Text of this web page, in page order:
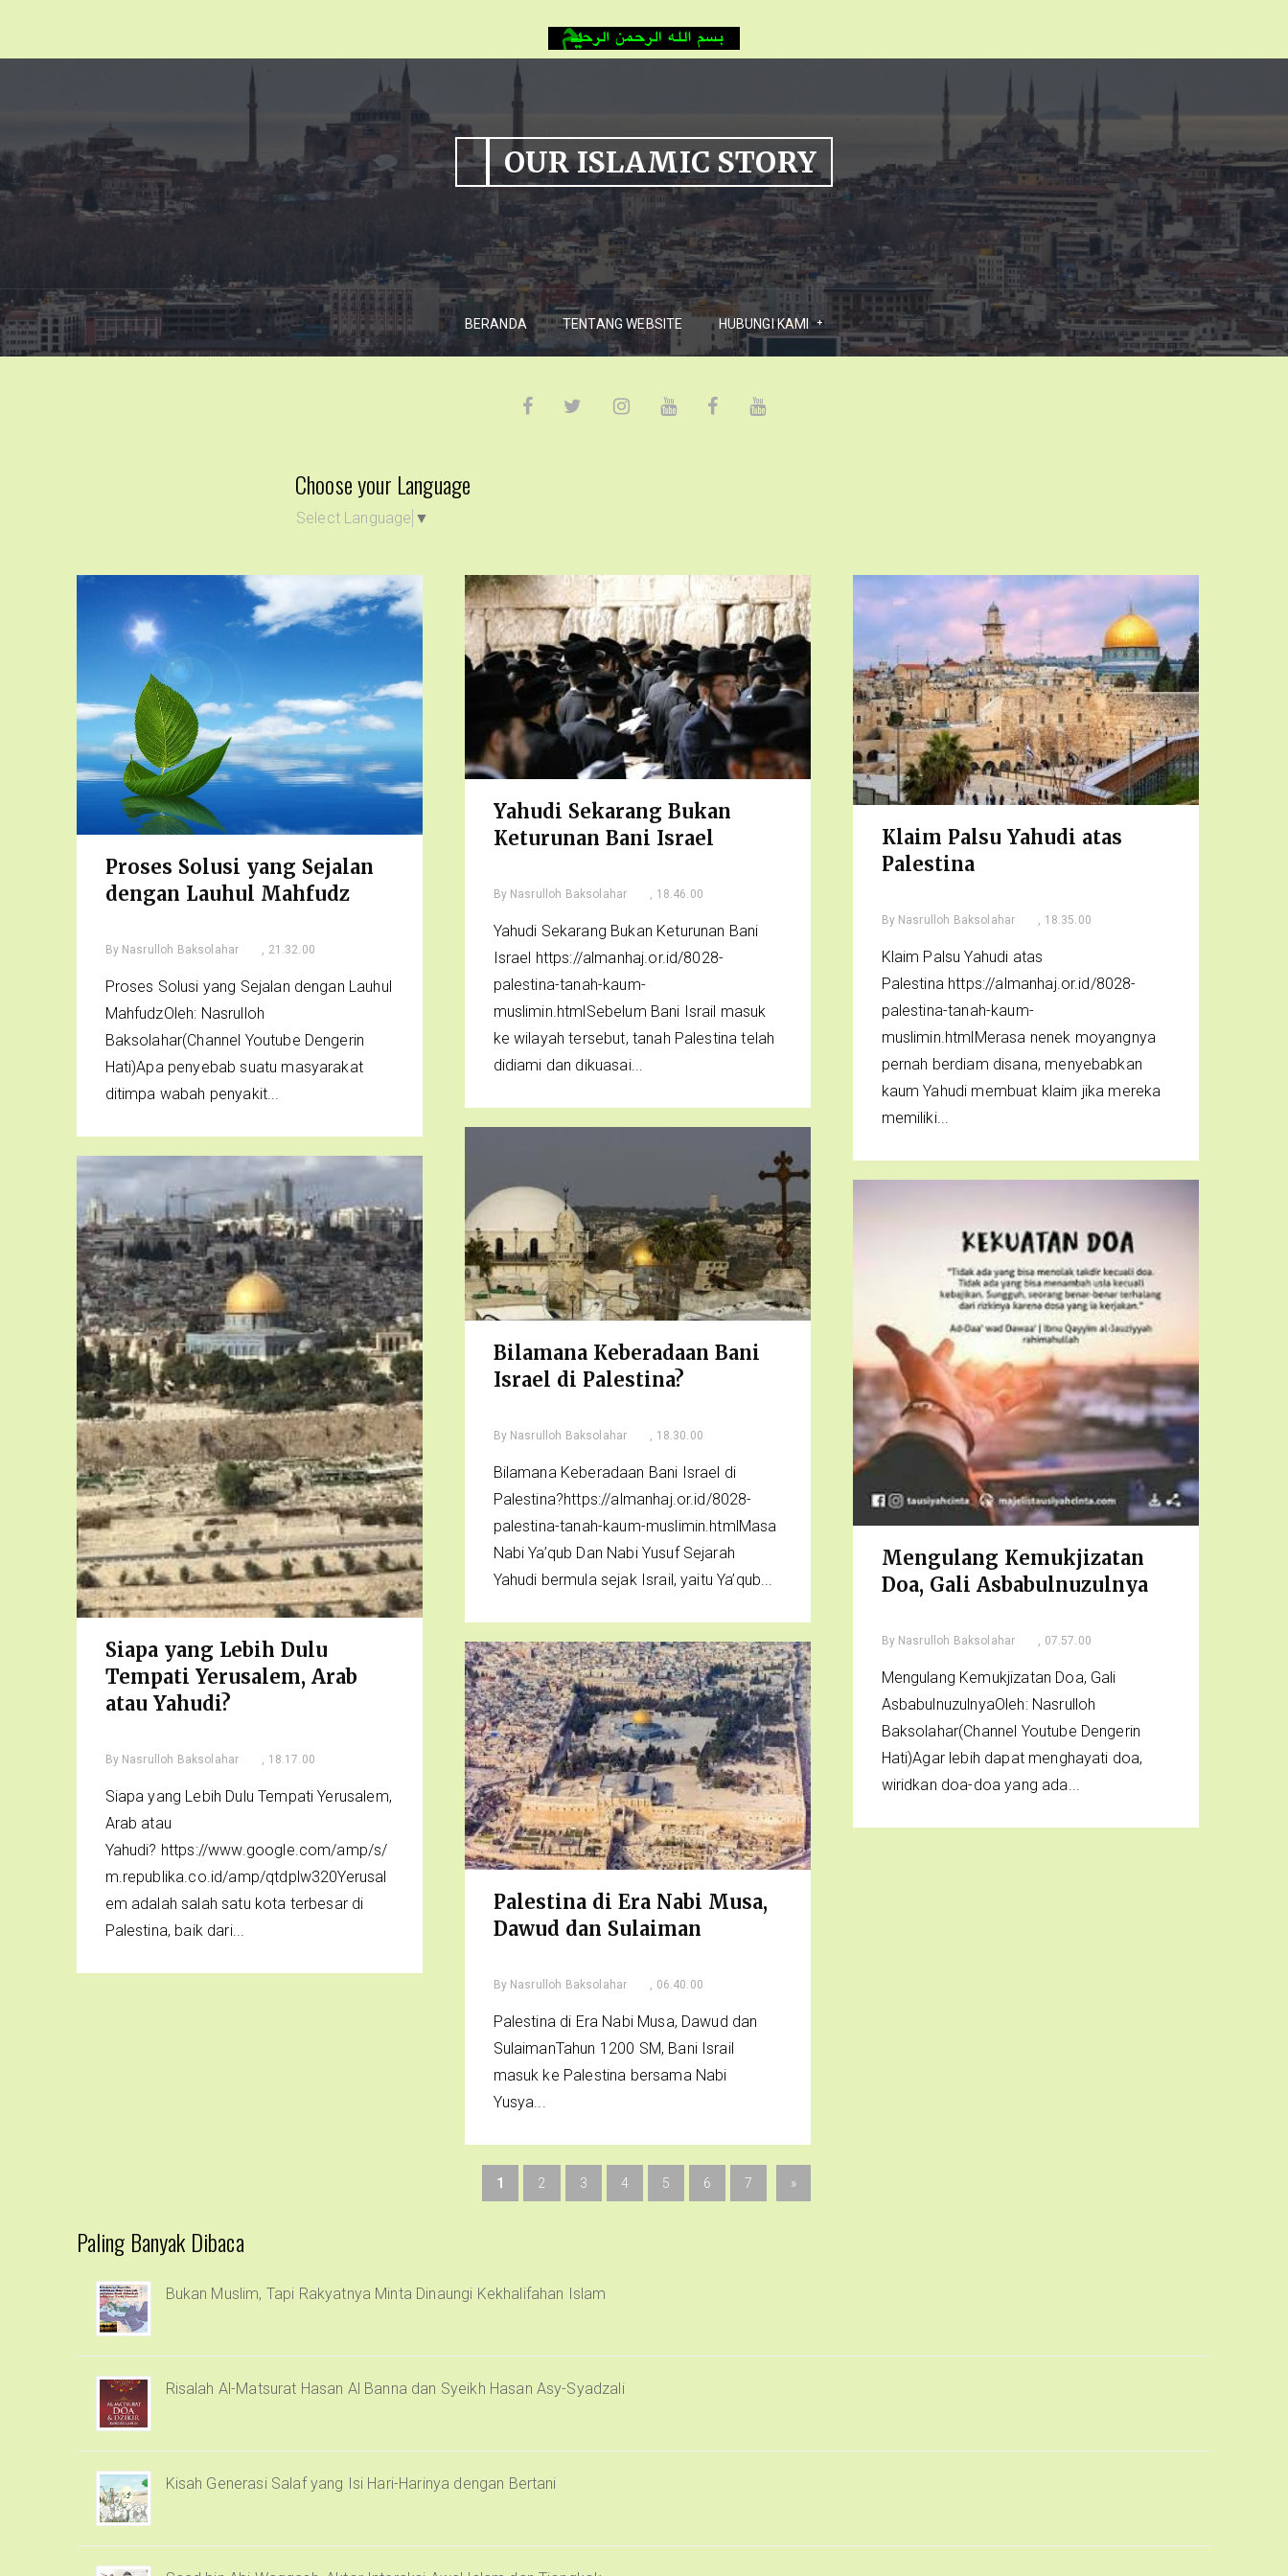
OUR ISLAMIC STORY
BERANDA TENTANG WEBSITE HUBUNGI KAMI
Choose your Language
Select Language ▼
Proses Solusi yang Sejalan
dengan Lauhul Mahfudz
By Nasrulloh Baksolahar , 21.32.00
Proses Solusi yang Sejalan dengan Lauhul
MahfudzOleh: Nasrulloh
Baksolahar(Channel Youtube Dengerin
Hati)Apa penyebab suatu masyarakat
ditimpa wabah penyakit...
Yahudi Sekarang Bukan
Keturunan Bani Israel
By Nasrulloh Baksolahar , 18.46.00
Yahudi Sekarang Bukan Keturunan Bani
Israel https://almanhaj.or.id/8028-
palestina-tanah-kaum-
muslimin.htmlSebelum Bani Israil masuk
ke wilayah tersebut, tanah Palestina telah
didiami dan dikuasai...
Klaim Palsu Yahudi atas
Palestina
By Nasrulloh Baksolahar , 18.35.00
Klaim Palsu Yahudi atas
Palestina https://almanhaj.or.id/8028-
palestina-tanah-kaum-
muslimin.htmlMerasa nenek moyangnya
pernah berdiam disana, menyebabkan
kaum Yahudi membuat klaim jika mereka
memiliki...
Bilamana Keberadaan Bani
Israel di Palestina?
By Nasrulloh Baksolahar , 18.30.00
Bilamana Keberadaan Bani Israel di
Palestina?https://almanhaj.or.id/8028-
palestina-tanah-kaum-muslimin.htmlMasa
Nabi Ya’qub Dan Nabi Yusuf Sejarah
Yahudi bermula sejak Israil, yaitu Ya’qub...
Siapa yang Lebih Dulu
Tempati Yerusalem, Arab
atau Yahudi?
By Nasrulloh Baksolahar , 18.17.00
Siapa yang Lebih Dulu Tempati Yerusalem,
Arab atau
Yahudi? https://www.google.com/amp/s/
m.republika.co.id/amp/qtdplw320Yerusal
em adalah salah satu kota terbesar di
Palestina, baik dari...
Mengulang Kemukjizatan
Doa, Gali Asbabulnuzulnya
By Nasrulloh Baksolahar , 07.57.00
Mengulang Kemukjizatan Doa, Gali
AsbabulnuzulnyaOleh: Nasrulloh
Baksolahar(Channel Youtube Dengerin
Hati)Agar lebih dapat menghayati doa,
wiridkan doa-doa yang ada...
Palestina di Era Nabi Musa,
Dawud dan Sulaiman
By Nasrulloh Baksolahar , 06.40.00
Palestina di Era Nabi Musa, Dawud dan
SulaimanTahun 1200 SM, Bani Israil
masuk ke Palestina bersama Nabi
Yusya...
1 2 3 4 5 6 7 »
Paling Banyak Dibaca
Bukan Muslim, Tapi Rakyatnya Minta Dinaungi Kekhalifahan Islam
Risalah Al-Matsurat Hasan Al Banna dan Syeikh Hasan Asy-Syadzali
Kisah Generasi Salaf yang Isi Hari-Harinya dengan Bertani